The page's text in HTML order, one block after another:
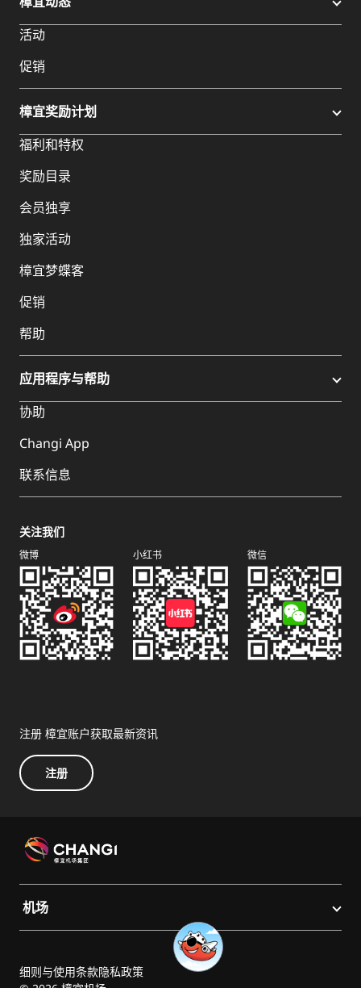
活动
促销
樟宜奖励计划
福利和特权
奖励目录
会员独享
独家活动
樟宜梦蝶客
促销
帮助
应用程序与帮助
协助
Changi App
联系信息
关注我们
微博 小红书 微信
注册 樟宜账户获取最新资讯
注册
机场
细则与使用条款隐私政策